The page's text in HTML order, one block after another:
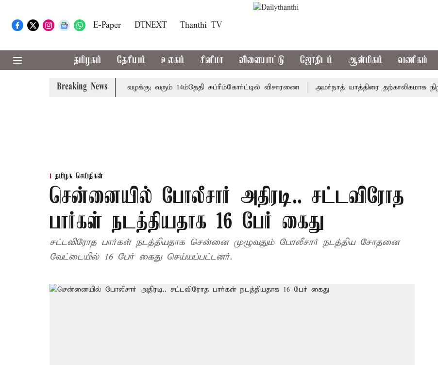
E-Paper DTNEXT Thanthi TV
தமிழகம் தேசியம் உலகம் சினிமா விளையாட்டு ஜோதிடம் ஆன்மிகம் வணிகம்
Breaking News
அரசுப்பணி வழக்கு; வரும் 14ம்தேதி சுப்ரீம்கோர்ட்டில் விசாரணை அமர்நாத் யாத்திரை தற்காலிகமாக நிறுத்தம்
தமிழக செய்திகள்
சென்னையில் போலீசார் அதிரடி.. சட்டவிரோத
பார்கள் நடத்தியதாக 16 பேர் கைது
சட்டவிரோத பார்கள் நடத்தியதாக சென்னை முழுவதும் போலீசார் நடத்திய சோதனை
வேட்டையில் 16 பேர் கைது செய்யப்பட்டனர்.